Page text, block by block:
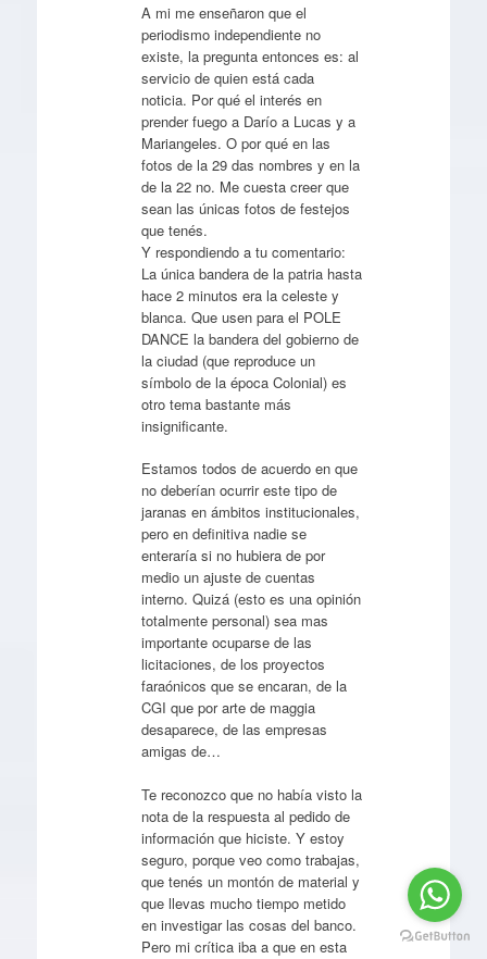
A mi me enseñaron que el
periodismo independiente no
existe, la pregunta entonces es: al
servicio de quien está cada
noticia. Por qué el interés en
prender fuego a Darío a Lucas y a
Mariangeles. O por qué en las
fotos de la 29 das nombres y en la
de la 22 no. Me cuesta creer que
sean las únicas fotos de festejos
que tenés.
Y respondiendo a tu comentario:
La única bandera de la patria hasta
hace 2 minutos era la celeste y
blanca. Que usen para el POLE
DANCE la bandera del gobierno de
la ciudad (que reproduce un
símbolo de la época Colonial) es
otro tema bastante más
insignificante.
Estamos todos de acuerdo en que
no deberían ocurrir este tipo de
jaranas en ámbitos institucionales,
pero en definitiva nadie se
enteraría si no hubiera de por
medio un ajuste de cuentas
interno. Quizá (esto es una opinión
totalmente personal) sea mas
importante ocuparse de las
licitaciones, de los proyectos
faraónicos que se encaran, de la
CGI que por arte de maggia
desaparece, de las empresas
amigas de…
Te reconozco que no había visto la
nota de la respuesta al pedido de
información que hiciste. Y estoy
seguro, porque veo como trabajas,
que tenés un montón de material y
que llevas mucho tiempo metido
en investigar las cosas del banco.
Pero mi crítica iba a que en esta